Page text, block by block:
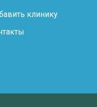
клинику